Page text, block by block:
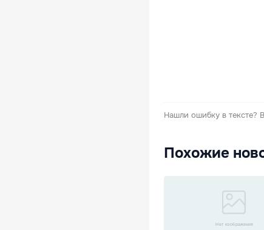
Нашли ошибку в тексте?
Похожие